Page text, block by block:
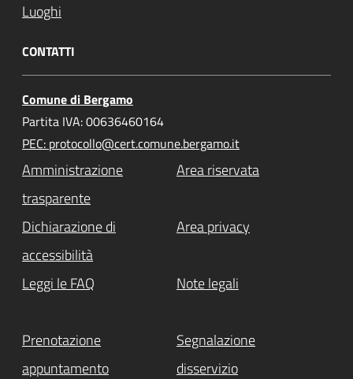
Luoghi
CONTATTI
Comune di Bergamo
Partita IVA: 00636460164
PEC: protocollo@cert.comune.bergamo.it
Amministrazione
trasparente
Area riservata
Dichiarazione di
accessibilità
Area privacy
Leggi le FAQ Note legali
Prenotazione
appuntamento
Segnalazione
disservizio